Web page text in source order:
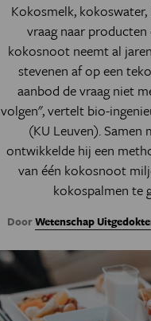
Kokosmelk, kokoswater,
vraag naar producten
kokosnoot neemt al
stevenen af op een
aanbod de vraag niet
volgen", vertelt bio-
(KU Leuven). Samen
ontwikkelde hij een
van één kokosnoot
kokospalmen te
DoorWetenschap